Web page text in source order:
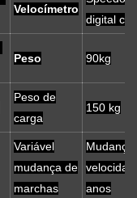
Velocímetro
digital
Peso
90kg
Peso de
carga
150 kg
Variável
mudança de
marchas
Mudança
anos